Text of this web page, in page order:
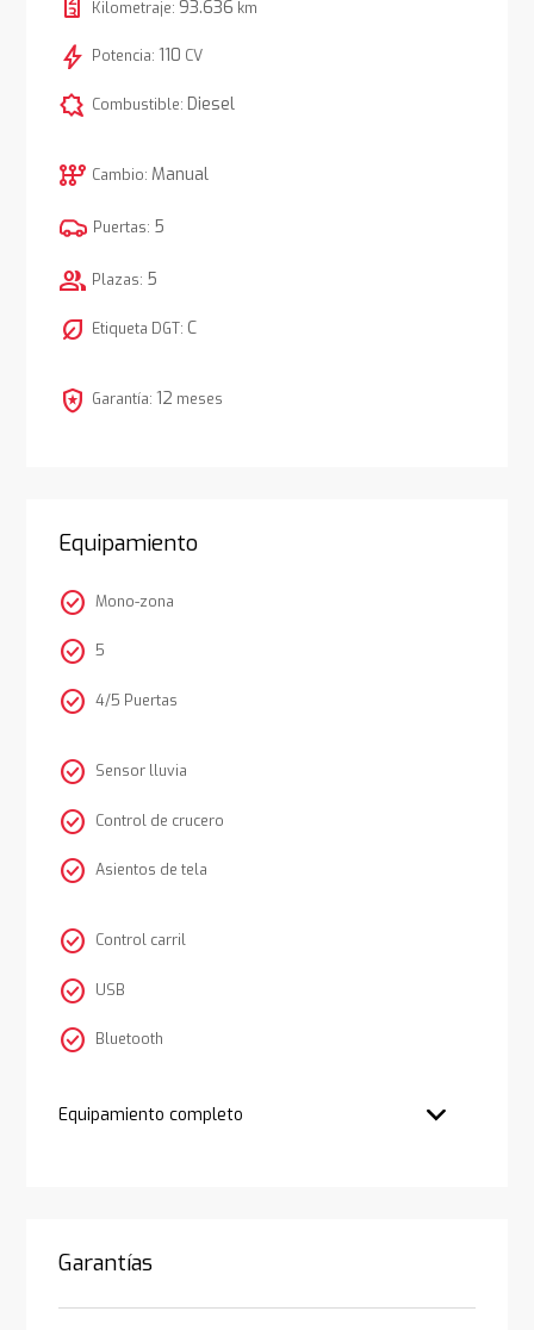
Kilometraje: 93.636 km
bolt Potencia: 110 CV
comic_bubble Combustible: Diesel
auto_transmission Cambio: Manual
Puertas: 5
group Plazas: 5
nest_eco_leaf Etiqueta DGT: C
local_police Garantía: 12 meses
Equipamiento
check_circle Mono-zona
check_circle 5
check_circle 4/5 Puertas
check_circle Sensor lluvia
check_circle Control de crucero
check_circle Asientos de tela
check_circle Control carril
check_circle USB
check_circle Bluetooth
Equipamiento completo
Garantías